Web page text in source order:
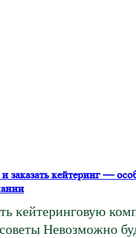
заказать кейтеринг —
кейтеринговую
Невозможно